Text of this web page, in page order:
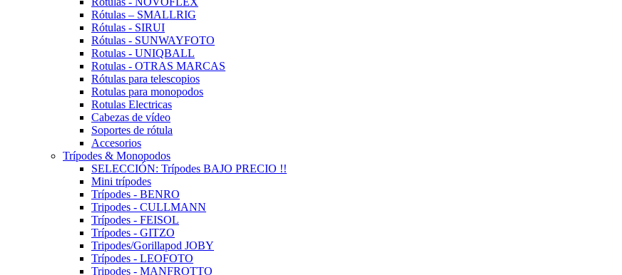
Rótulas – SMALLRIG
Rótulas - SIRUI
Rótulas - SUNWAYFOTO
Rotulas - UNIQBALL
Rotulas - OTRAS MARCAS
Rótulas para telescopios
Rotulas para monopodos
Rotulas Electricas
Cabezas de vídeo
Soportes de rótula
Accesorios
Trípodes & Monopodos
SELECCIÓN: Trípodes BAJO PRECIO !!
Mini trípodes
Trípodes - BENRO
Tripodes - CULLMANN
Trípodes - FEISOL
Trípodes - GITZO
Tripodes/Gorillapod JOBY
Trípodes - LEOFOTO
Tripodes - MANFROTTO